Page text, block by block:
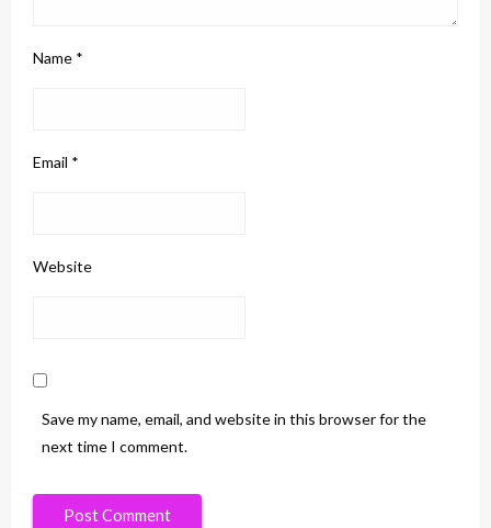
Name *
Email *
Website
Save my name, email, and website in this browser for the
next time I comment.